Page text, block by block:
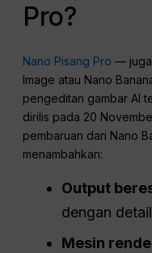
Pro?
Nano Pisang Pro — juga
Image atau Nano
pengeditan gambar AI
dirilis pada 20
pembaruan dari Nano
menambahkan:
Output
dengan
Mesin